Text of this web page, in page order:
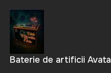
Baterie de artificii